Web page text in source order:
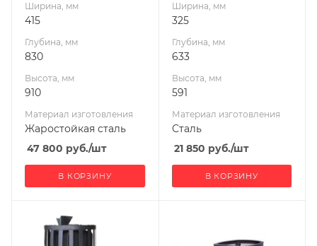
Масса камней, кг
63
Гарантия, мес.
12
Ширина, мм
415
Глубина, мм
830
Высота, мм
910
Материал изготовления
Жаростойкая сталь
47 800 руб./шт
В КОРЗИНУ
60
591x325x633
12
Ширина, мм
325
Глубина, мм
633
Высота, мм
591
Материал изготовления
Сталь
21 850 руб./шт
В КОРЗИНУ
Ширина, мм